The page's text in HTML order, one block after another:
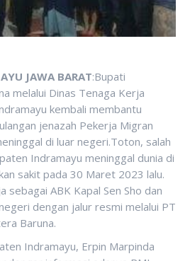
JAWA BARAT:Bupati
melalui Dinas Tenaga Kerja
kembali membantu
jenazah Pekerja Migran
di luar negeri.Toton, salah
Indramayu meninggal dunia di
sakit pada 30 Maret 2023 lalu.
sebagai ABK Kapal Sen Sho dan
dengan jalur resmi melalui PT
Baruna.
Indramayu, Erpin Marpinda